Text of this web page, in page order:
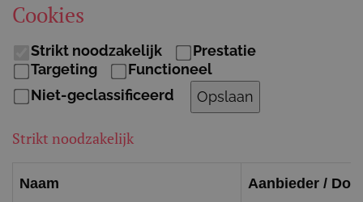
Cookies
Strikt noodzakelijk
Prestatie
Targeting
Functioneel
Niet-geclassificeerd
Opslaan
Strikt noodzakelijk
Naam Aanbieder /